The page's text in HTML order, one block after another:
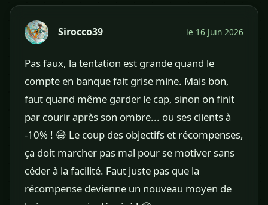
Sirocco39 le 16 Juin 2026
Pas faux, la tentation est grande quand le
compte en banque fait grise mine. Mais bon,
faut quand même garder le cap, sinon on finit
par courir après son ombre... ou ses clients à
-10% ! 😅 Le coup des objectifs et récompenses,
ça doit marcher pas mal pour se motiver sans
céder à la facilité. Faut juste pas que la
récompense devienne un nouveau moyen de